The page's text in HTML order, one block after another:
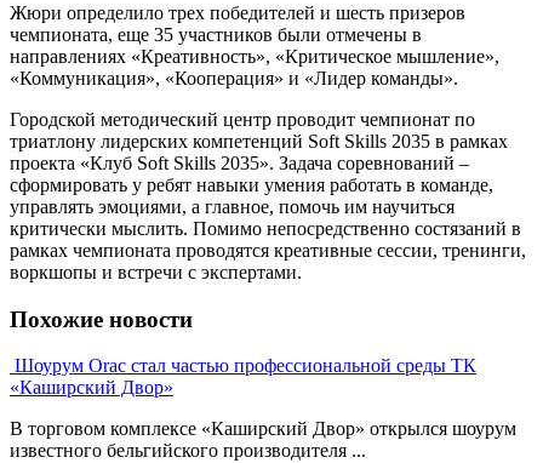
Жюри определило трех победителей и шесть призеров
чемпионата, еще 35 участников были отмечены в
направлениях «Креативность», «Критическое мышление»,
«Коммуникация», «Кооперация» и «Лидер команды».
Городской методический центр проводит чемпионат по
триатлону лидерских компетенций Soft Skills 2035 в рамках
проекта «Клуб Soft Skills 2035». Задача соревнований –
сформировать у ребят навыки умения работать в команде,
управлять эмоциями, а главное, помочь им научиться
критически мыслить. Помимо непосредственно состязаний в
рамках чемпионата проводятся креативные сессии, тренинги,
воркшопы и встречи с экспертами.
Похожие новости
Шоурум Orac стал частью профессиональной среды ТК
«Каширский Двор»
В торговом комплексе «Каширский Двор» открылся шоурум
известного бельгийского производителя ...